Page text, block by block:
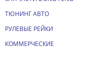
ТЮНИНГ АВТО
РУЛЕВЫЕ РЕЙКИ
КОММЕРЧЕСКИЕ